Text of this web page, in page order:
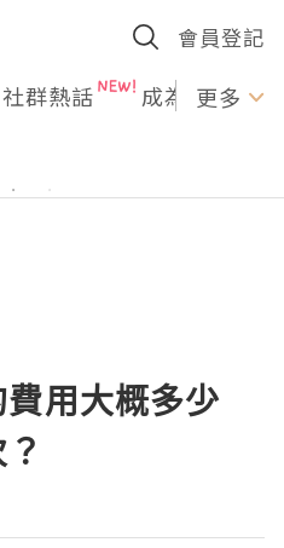
會員登記
社群熱話 成為U更多
用大概多少